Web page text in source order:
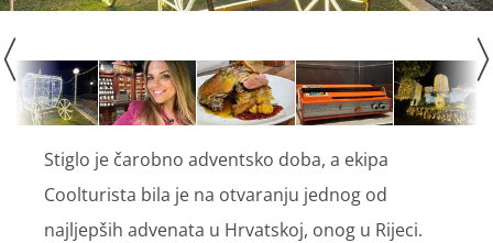
Stiglo je čarobno adventsko doba, a ekipa
Coolturista bila je na otvaranju jednog od
najljepših advenata u Hrvatskoj, onog u Rijeci.